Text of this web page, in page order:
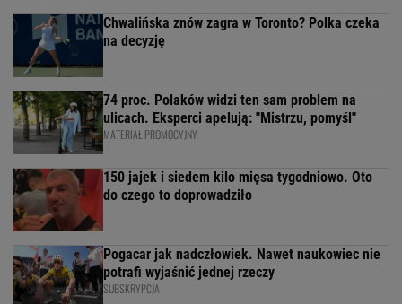
Chwalińska znów zagra w Toronto? Polka czeka
na decyzję
74 proc. Polaków widzi ten sam problem na
ulicach. Eksperci apelują: "Mistrzu, pomyśl"
MATERIAŁ PROMOCYJNY
150 jajek i siedem kilo mięsa tygodniowo. Oto
do czego to doprowadziło
Pogacar jak nadczłowiek. Nawet naukowiec nie
potrafi wyjaśnić jednej rzeczy
SUBSKRYPCJA